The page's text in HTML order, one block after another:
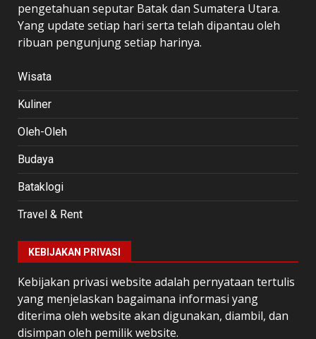
pengetahuan seputar Batak dan Sumatera Utara.
Yang update setiap hari serta telah dipantau oleh
ribuan pengunjung setiap harinya.
Wisata
Kuliner
Oleh-Oleh
Budaya
Bataklogi
Travel & Rent
KEBIJAKAN PRIVASI
Kebijakan privasi website adalah pernyataan tertulis
yang menjelaskan bagaimana informasi yang
diterima oleh website akan digunakan, diambil, dan
disimpan oleh pemilik website.